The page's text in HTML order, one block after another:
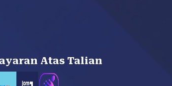
Atas Talian